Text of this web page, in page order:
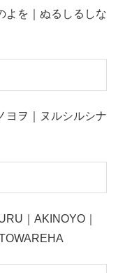
よを｜ぬるしるしな
ヨヲ｜ヌルシルシナ
｜AKINOYO｜